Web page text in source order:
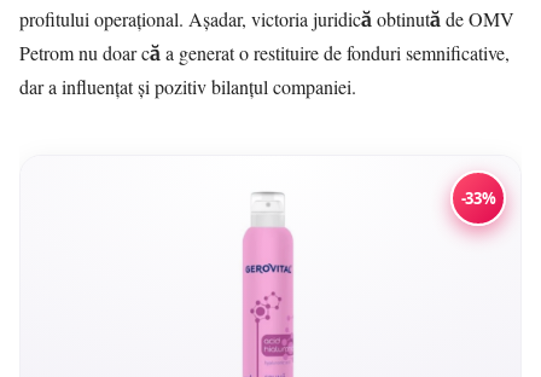
profitului operațional. Așadar, victoria juridică obtinută de OMV
Petrom nu doar că a generat o restituire de fonduri semnificative,
dar a influențat și pozitiv bilanțul companiei.
-33%